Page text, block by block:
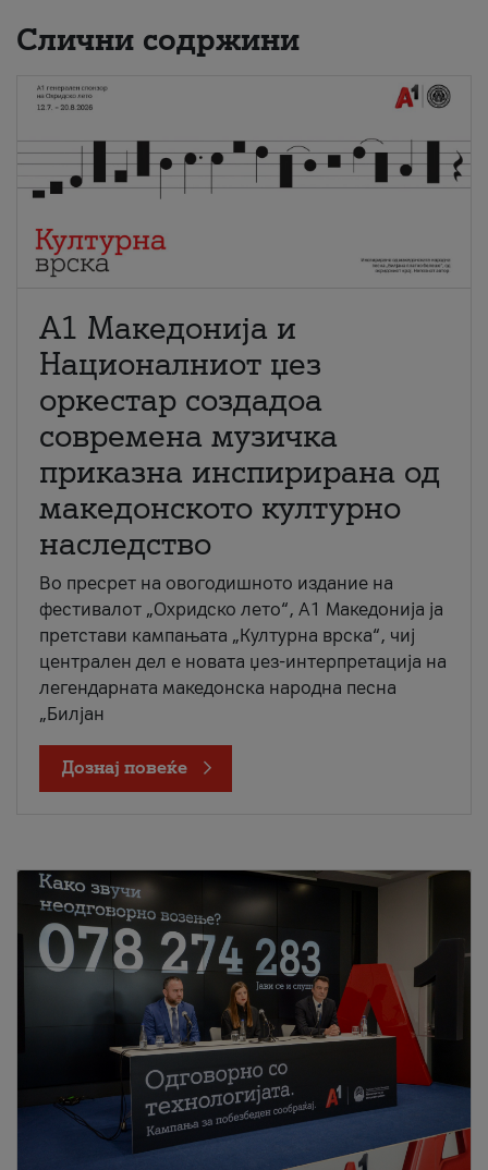
Слични содржини
А1 Македонија и
Националниот џез
оркестар создадоа
современа музичка
приказна инспирирана од
македонското културно
наследство
Во пресрет на овогодишното издание на
фестивалот „Охридско лето“, А1 Македонија ја
претстави кампањата „Културна врска“, чиј
централен дел е новата џез-интерпретација на
легендарната македонска народна песна
„Билјан
Дознај повеќе